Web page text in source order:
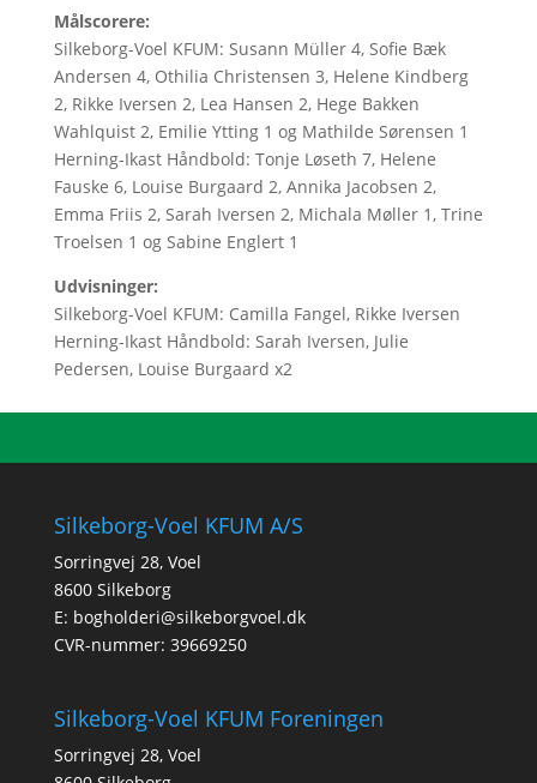
Målscorere:
Silkeborg-Voel KFUM: Susann Müller 4, Sofie Bæk
Andersen 4, Othilia Christensen 3, Helene Kindberg
2, Rikke Iversen 2, Lea Hansen 2, Hege Bakken
Wahlquist 2, Emilie Ytting 1 og Mathilde Sørensen 1
Herning-Ikast Håndbold: Tonje Løseth 7, Helene
Fauske 6, Louise Burgaard 2, Annika Jacobsen 2,
Emma Friis 2, Sarah Iversen 2, Michala Møller 1, Trine
Troelsen 1 og Sabine Englert 1
Udvisninger:
Silkeborg-Voel KFUM: Camilla Fangel, Rikke Iversen
Herning-Ikast Håndbold: Sarah Iversen, Julie
Pedersen, Louise Burgaard x2
Silkeborg-Voel KFUM A/S
Sorringvej 28, Voel
8600 Silkeborg
E: bogholderi@silkeborgvoel.dk
CVR-nummer: 39669250
Silkeborg-Voel KFUM Foreningen
Sorringvej 28, Voel